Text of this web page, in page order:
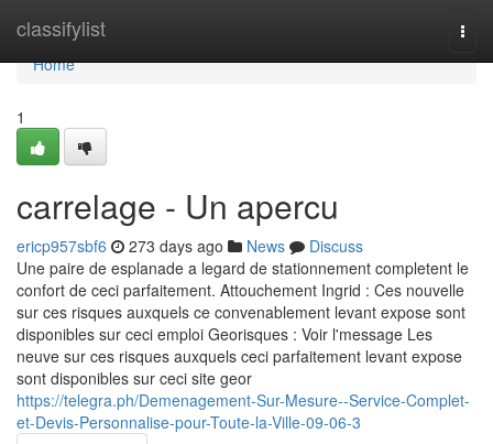
classifylist
Home
Home
1
carrelage - Un apercu
ericp957sbf6 273 days ago News
Discuss
Une paire de esplanade a legard de stationnement completent le
confort de ceci parfaitement. Attouchement Ingrid : Ces nouvelle
sur ces risques auxquels ce convenablement levant expose sont
disponibles sur ceci emploi Georisques : Voir l'message Les
neuve sur ces risques auxquels ceci parfaitement levant expose
sont disponibles sur ceci site geor
https://telegra.ph/Demenagement-Sur-Mesure--Service-Complet-
et-Devis-Personnalise-pour-Toute-la-Ville-09-06-3